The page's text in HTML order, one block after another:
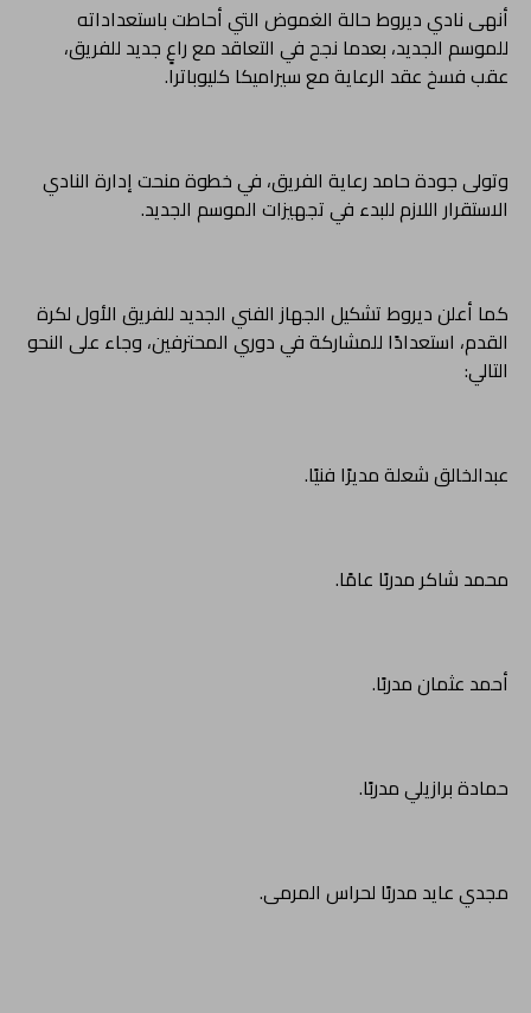
أنهى نادي ديروط حالة الغموض التي أحاطت باستعداداته
للموسم الجديد، بعدما نجح في التعاقد مع راعٍ جديد للفريق،
عقب فسخ عقد الرعاية مع سيراميكا كليوباترا.
وتولى جودة حامد رعاية الفريق، في خطوة منحت إدارة النادي
الاستقرار اللازم للبدء في تجهيزات الموسم الجديد.
كما أعلن ديروط تشكيل الجهاز الفني الجديد للفريق الأول لكرة
القدم، استعدادًا للمشاركة في دوري المحترفين، وجاء على النحو
التالي:
عبدالخالق شعلة مديرًا فنيًا.
محمد شاكر مدربًا عامًا.
أحمد عثمان مدربًا.
حمادة برازيلي مدربًا.
مجدي عايد مدربًا لحراس المرمى.